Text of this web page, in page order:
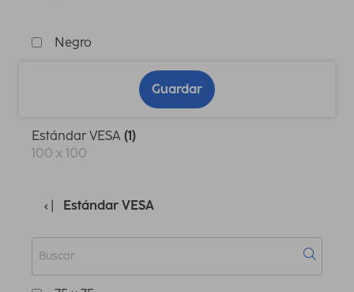
Negro
Guardar
Estándar VESA (1)
100 x 100
Estándar VESA